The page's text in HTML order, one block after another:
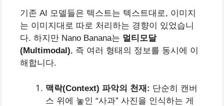
기존 AI 모델들은 텍스트는 텍스트대로, 이미지
는 이미지대로 따로 처리하는 경향이 있었습니
다. 하지만 Nano Banana는 멀티모달
(Multimodal), 즉 여러 형태의 정보를 동시에 이
해합니다.
맥락(Context) 파악의 천재: 단순히 캔버
스 위에 놓인 “사과” 사진을 인식하는 게